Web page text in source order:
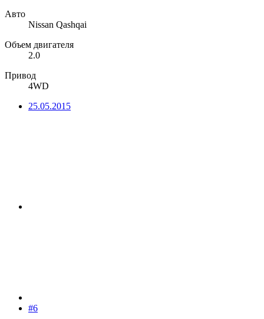
Авто
Nissan Qashqai
Объем двигателя
2.0
Привод
4WD
25.05.2015
#6